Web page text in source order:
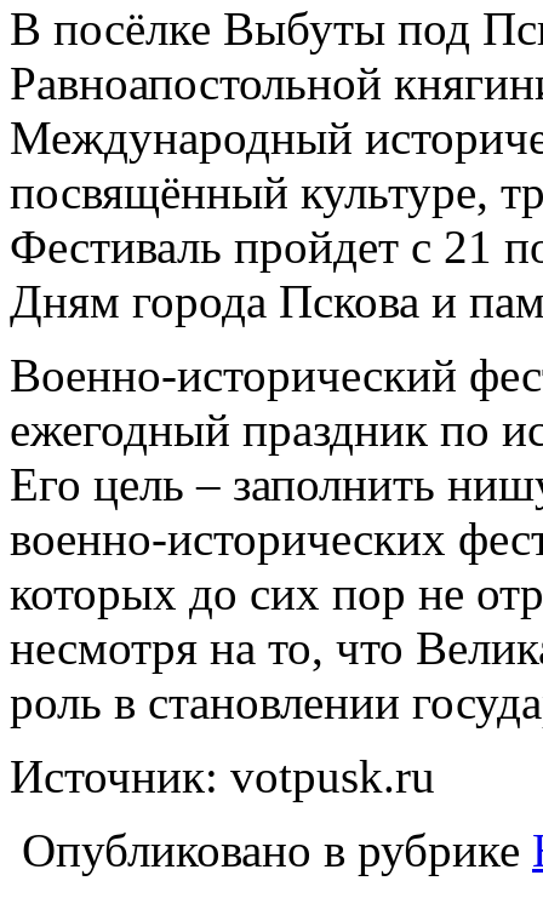
В посёлке Выбуты под
Равноапостольной
Международный
посвящённый культуре,
Фестиваль пройдет с 21
Дням города Пскова и
Военно-исторический
ежегодный праздник по
Его цель – заполнить
военно-исторических
которых до сих пор не
несмотря на то, что
роль в становлении
Источник: votpusk.ru
Опубликовано в рубрике